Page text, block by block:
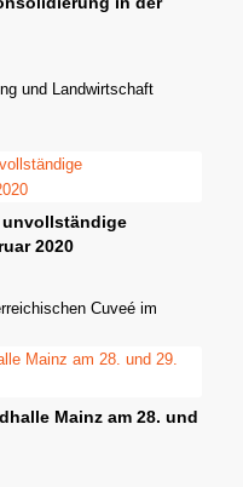
und Landwirtschaft
2020
Cuveé im
Mainz am 28. und